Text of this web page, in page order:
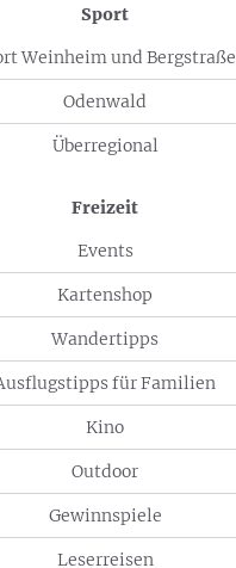
Sport
Weinheim und Bergstraße
Odenwald
Überregional
Freizeit
Events
Kartenshop
Wandertipps
für Familien
Kino
Outdoor
Gewinnspiele
Leserreisen